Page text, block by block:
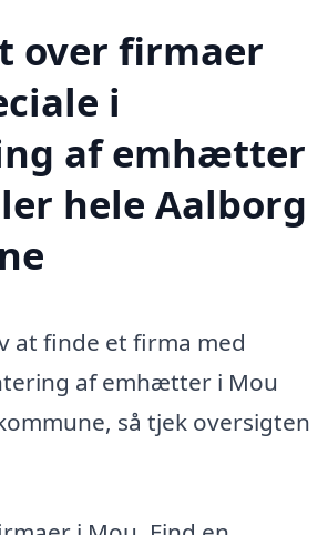
over firmaer
i
af emhætter
hele Aalborg
at finde et firma med
af emhætter i Mou
så tjek oversigten